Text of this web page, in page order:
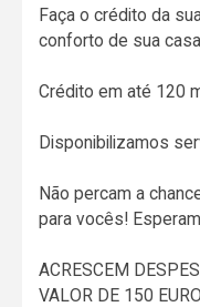
Faça o crédito da
conforto de sua
Crédito em até 120
Disponibilizamos
Não percam a
para vocês!
ACRESCEM
VALOR DE 150